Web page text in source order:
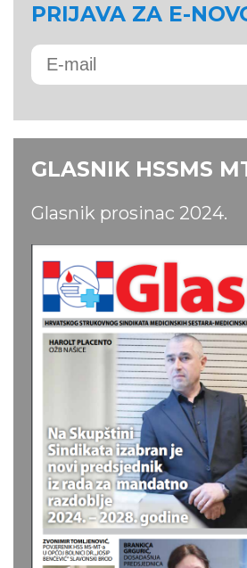
PRIJAVA ZA E-
GLASNIK HSSMS
Glasnik prosinac 2024.